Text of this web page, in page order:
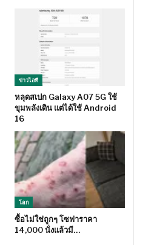
ข่าวไอที
หลุดสเปก Galaxy A07 5G ใช้
ขุมพลังเดิน แต่ได้ใช้ Android
16
โลก
ซื้อไม่ใช่ถูกๆ โซฟาราคา
14,000 นั่งแล้วมี…